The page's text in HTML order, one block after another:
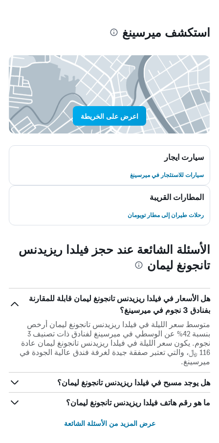
استكشف ميرسينغ
اعرض على الخريطة
سيارت ايجار
سيارات للاستئجار في ميرسينغ
المطارات القريبة
رحلات طيران إلى مطار تويومان
الأسئلة الشائعة عند حجز فيلدا ريزيدنس
تانجونغ ليمان
هل الأسعار في فيلدا ريزيدنس تانجونغ ليمان قابلة للمقارنة
بفنادق 3 نجوم في ميرسينغ؟
متوسط سعر الليلة في فيلدا ريزيدنس تانجونغ ليمان أرخص
بنسبة 42% عن الوسطي في ميرسينغ لفنادق ذات تصنيف 3
نجوم. يكون سعر الليلة في فيلدا ريزيدنس تانجونغ ليمان عادة
116 ﷼، والتي تعتبر صفقة جيدة لغرفة فندق عالية الجودة في
ميرسينغ.
هل يوجد مسبح في فيلدا ريزيدنس تانجونغ ليمان؟
ما هو رقم هاتف فيلدا ريزيدنس تانجونغ ليمان؟
عرض المزيد من الأسئلة الشائعة